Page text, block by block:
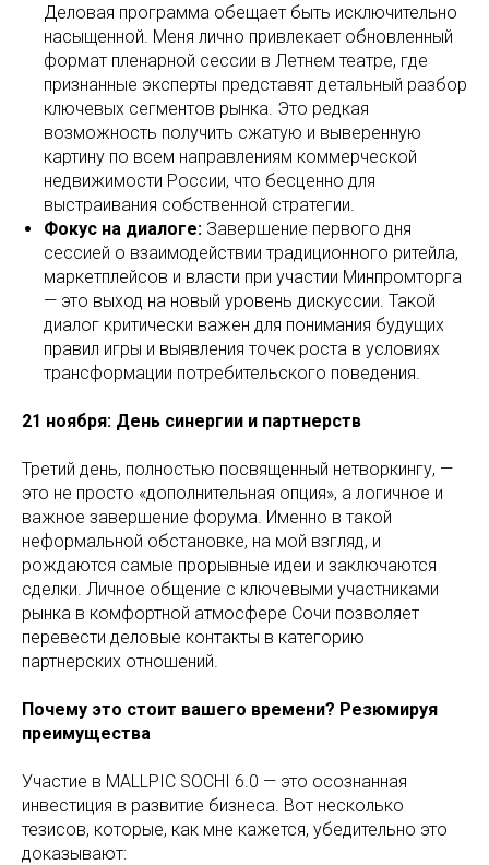
Деловая программа обещает быть исключительно
насыщенной. Меня лично привлекает обновленный
формат пленарной сессии в Летнем театре, где
признанные эксперты представят детальный разбор
ключевых сегментов рынка. Это редкая
возможность получить сжатую и выверенную
картину по всем направлениям коммерческой
недвижимости России, что бесценно для
выстраивания собственной стратегии.
Фокус на диалоге: Завершение первого дня
сессией о взаимодействии традиционного ритейла,
маркетплейсов и власти при участии Минпромторга
— это выход на новый уровень дискуссии. Такой
диалог критически важен для понимания будущих
правил игры и выявления точек роста в условиях
трансформации потребительского поведения.
21 ноября: День синергии и партнерств
Третий день, полностью посвященный нетворкингу, —
это не просто «дополнительная опция», а логичное и
важное завершение форума. Именно в такой
неформальной обстановке, на мой взгляд, и
рождаются самые прорывные идеи и заключаются
сделки. Личное общение с ключевыми участниками
рынка в комфортной атмосфере Сочи позволяет
перевести деловые контакты в категорию
партнерских отношений.
Почему это стоит вашего времени? Резюмируя
преимущества
Участие в MALLPIC SOCHI 6.0 — это осознанная
инвестиция в развитие бизнеса. Вот несколько
тезисов, которые, как мне кажется, убедительно это
доказывают: